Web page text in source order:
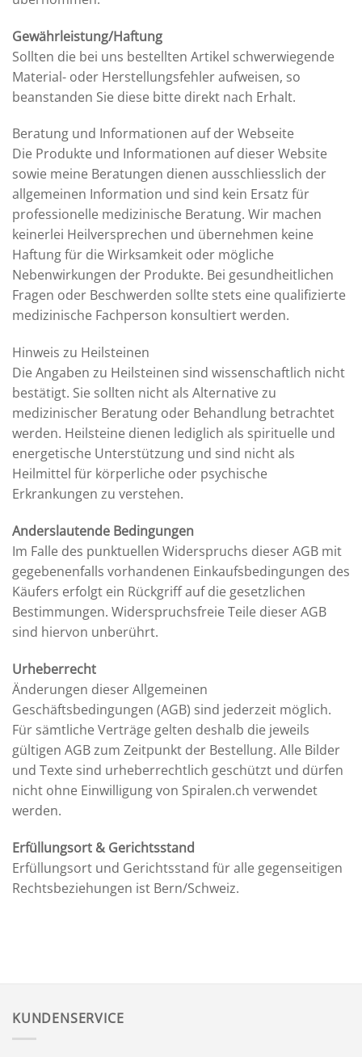
Gewährleistung/Haftung
Sollten die bei uns bestellten Artikel schwerwiegende
Material- oder Herstellungsfehler aufweisen, so
beanstanden Sie diese bitte direkt nach Erhalt.
Beratung und Informationen auf der Webseite
Die Produkte und Informationen auf dieser Website
sowie meine Beratungen dienen ausschliesslich der
allgemeinen Information und sind kein Ersatz für
professionelle medizinische Beratung. Wir machen
keinerlei Heilversprechen und übernehmen keine
Haftung für die Wirksamkeit oder mögliche
Nebenwirkungen der Produkte. Bei gesundheitlichen
Fragen oder Beschwerden sollte stets eine qualifizierte
medizinische Fachperson konsultiert werden.
Hinweis zu Heilsteinen
Die Angaben zu Heilsteinen sind wissenschaftlich nicht
bestätigt. Sie sollten nicht als Alternative zu
medizinischer Beratung oder Behandlung betrachtet
werden. Heilsteine dienen lediglich als spirituelle und
energetische Unterstützung und sind nicht als
Heilmittel für körperliche oder psychische
Erkrankungen zu verstehen.
Anderslautende Bedingungen
Im Falle des punktuellen Widerspruchs dieser AGB mit
gegebenenfalls vorhandenen Einkaufsbedingungen des
Käufers erfolgt ein Rückgriff auf die gesetzlichen
Bestimmungen. Widerspruchsfreie Teile dieser AGB
sind hiervon unberührt.
Urheberrecht
Änderungen dieser Allgemeinen
Geschäftsbedingungen (AGB) sind jederzeit möglich.
Für sämtliche Verträge gelten deshalb die jeweils
gültigen AGB zum Zeitpunkt der Bestellung. Alle Bilder
und Texte sind urheberrechtlich geschützt und dürfen
nicht ohne Einwilligung von Spiralen.ch verwendet
werden.
Erfüllungsort & Gerichtsstand
Erfüllungsort und Gerichtsstand für alle gegenseitigen
Rechtsbeziehungen ist Bern/Schweiz.
KUNDENSERVICE